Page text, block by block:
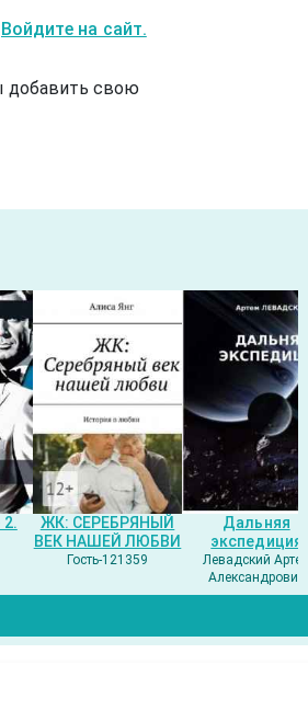
Войдите на сайт.
добавить свою
2.
ЖК: СЕРЕБРЯНЫЙ
ВЕК НАШЕЙ ЛЮБВИ
Гость-121359
Дальняя
экспедиция
Левадский Артем
Александрович